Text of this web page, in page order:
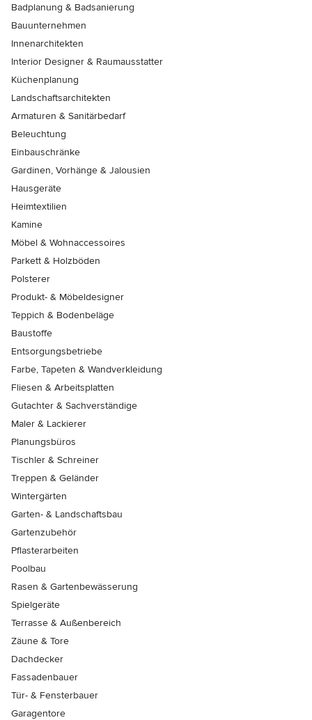
Badplanung & Badsanierung
Bauunternehmen
Innenarchitekten
Interior Designer & Raumausstatter
Küchenplanung
Landschaftsarchitekten
Armaturen & Sanitärbedarf
Beleuchtung
Einbauschränke
Gardinen, Vorhänge & Jalousien
Hausgeräte
Heimtextilien
Kamine
Möbel & Wohnaccessoires
Parkett & Holzböden
Polsterer
Produkt- & Möbeldesigner
Teppich & Bodenbeläge
Baustoffe
Entsorgungsbetriebe
Farbe, Tapeten & Wandverkleidung
Fliesen & Arbeitsplatten
Gutachter & Sachverständige
Maler & Lackierer
Planungsbüros
Tischler & Schreiner
Treppen & Geländer
Wintergärten
Garten- & Landschaftsbau
Gartenzubehör
Pflasterarbeiten
Poolbau
Rasen & Gartenbewässerung
Spielgeräte
Terrasse & Außenbereich
Zäune & Tore
Dachdecker
Fassadenbauer
Tür- & Fensterbauer
Garagentore